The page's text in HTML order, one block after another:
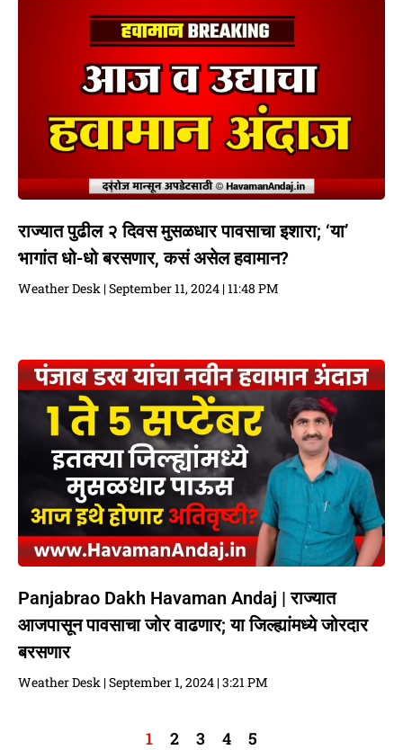
राज्यात पुढील २ दिवस मुसळधार पावसाचा इशारा; ‘या’
भागांत धो-धो बरसणार, कसं असेल हवामान?
Weather Desk September 11, 2024 11:48 PM
Panjabrao Dakh Havaman Andaj | राज्यात
आजपासून पावसाचा जोर वाढणार; या जिल्ह्यांमध्ये जोरदार
बरसणार
Weather Desk September 1, 2024 3:21 PM
1 2 3 4 5